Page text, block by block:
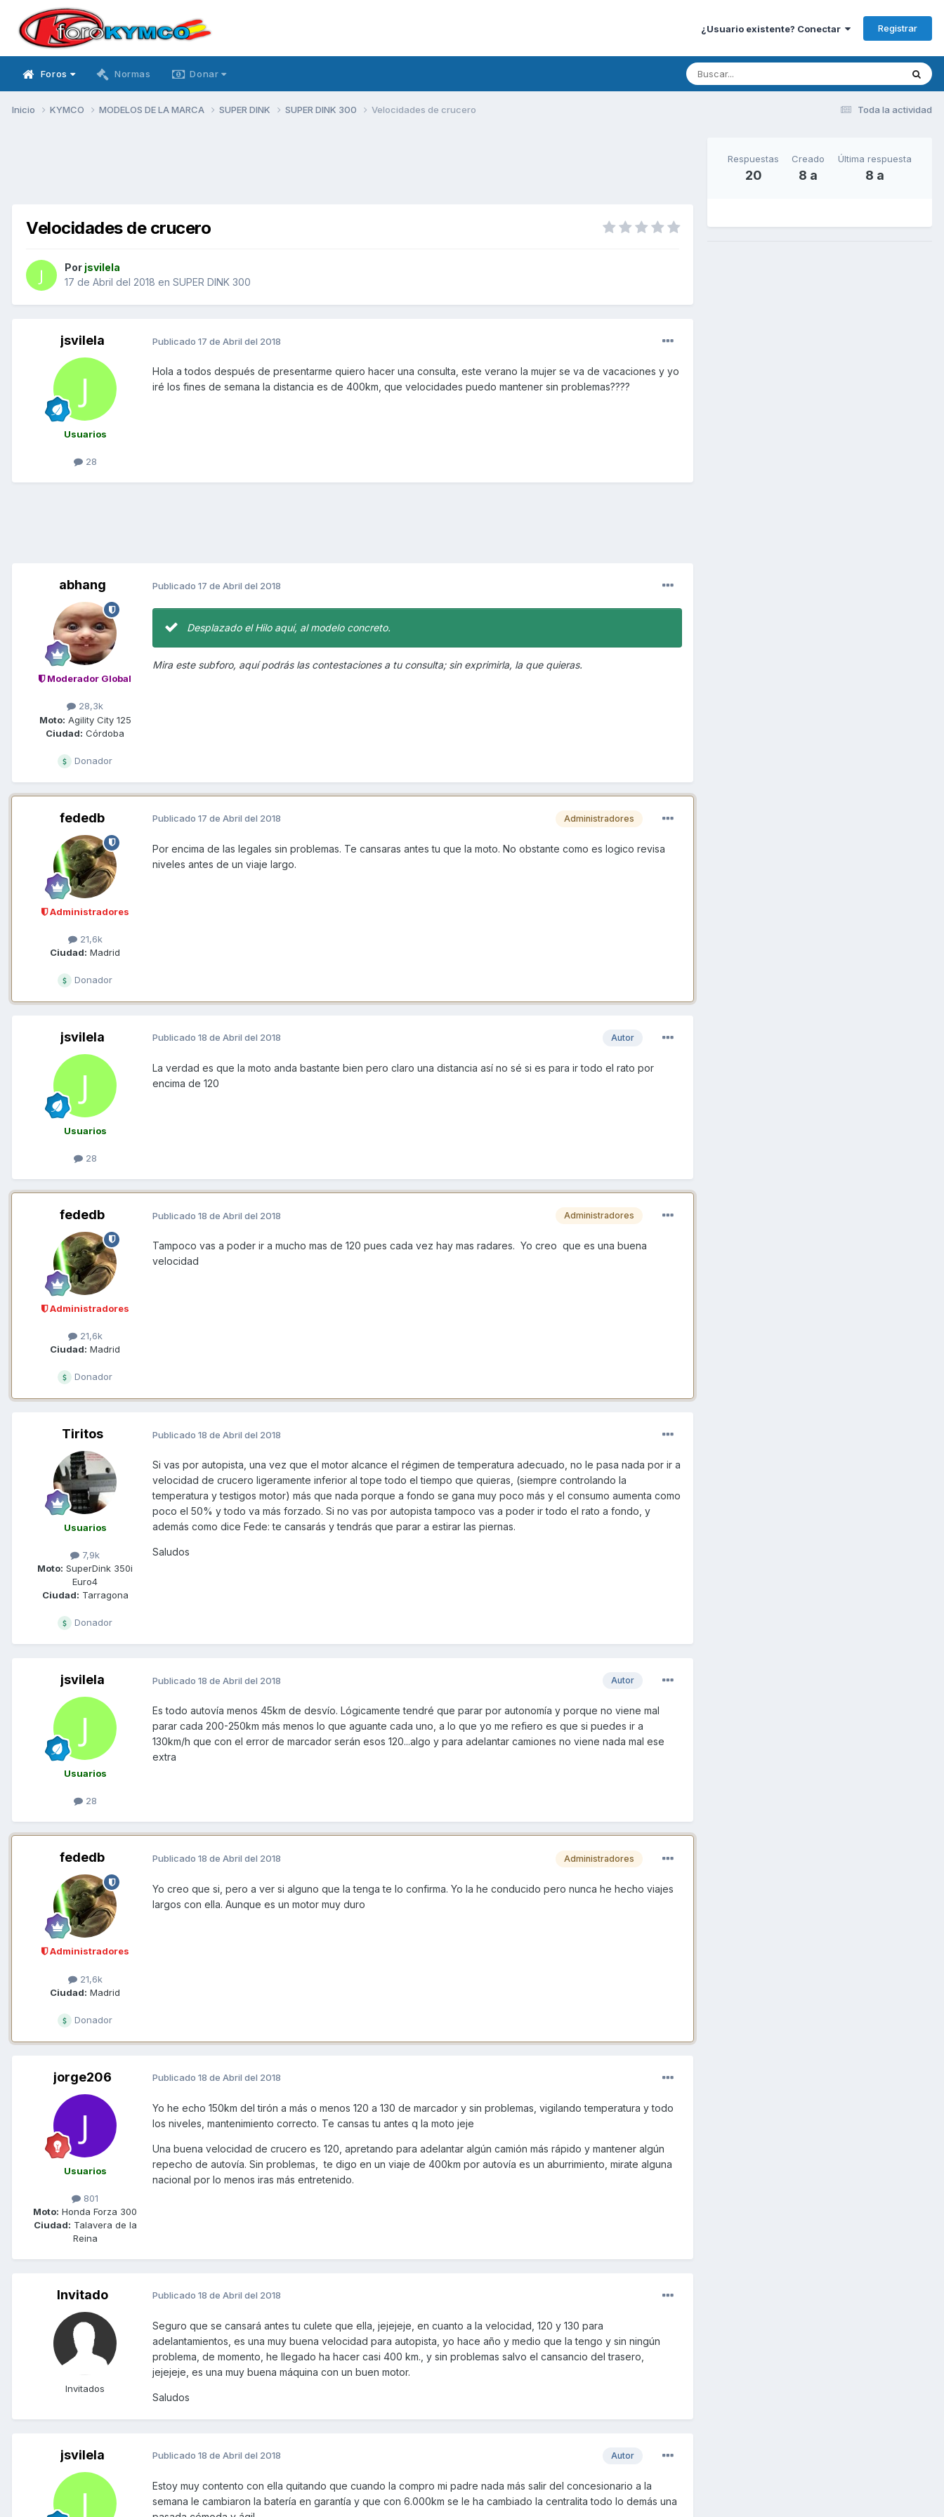
¿Usuario existente? Conectar Registrar
Foros Normas Donar
Toda la actividad
Inicio KYMCO MODELOS DE LA MARCA SUPER DINK SUPER DINK 300 Velocidades de crucero
Velocidades de crucero
Por jsvilela
17 de Abril del 2018 en SUPER DINK 300
jsvilela
Usuarios
28
Publicado 17 de Abril del 2018
Hola a todos después de presentarme quiero hacer una consulta, este verano la mujer se va de vacaciones y yo
iré los fines de semana la distancia es de 400km, que velocidades puedo mantener sin problemas????
abhang
Moderador Global
28,3k
Moto: Agility City 125
Ciudad: Córdoba
Donador
Publicado 17 de Abril del 2018
Desplazado el Hilo aquí, al modelo concreto.
Mira este subforo, aquí podrás las contestaciones a tu consulta; sin exprimirla, la que quieras.
fededb
Administradores
21,6k
Ciudad: Madrid
Donador
Administradores
Publicado 17 de Abril del 2018
Por encima de las legales sin problemas. Te cansaras antes tu que la moto. No obstante como es logico revisa
niveles antes de un viaje largo.
jsvilela
Usuarios
28
Autor
Publicado 18 de Abril del 2018
La verdad es que la moto anda bastante bien pero claro una distancia así no sé si es para ir todo el rato por
encima de 120
fededb
Administradores
21,6k
Ciudad: Madrid
Donador
Administradores
Publicado 18 de Abril del 2018
Tampoco vas a poder ir a mucho mas de 120 pues cada vez hay mas radares. Yo creo que es una buena
velocidad
Tiritos
Usuarios
7,9k
Moto: SuperDink 350i
Euro4
Ciudad: Tarragona
Donador
Publicado 18 de Abril del 2018
Si vas por autopista, una vez que el motor alcance el régimen de temperatura adecuado, no le pasa nada por ir a
velocidad de crucero ligeramente inferior al tope todo el tiempo que quieras, (siempre controlando la
temperatura y testigos motor) más que nada porque a fondo se gana muy poco más y el consumo aumenta como
poco el 50% y todo va más forzado. Si no vas por autopista tampoco vas a poder ir todo el rato a fondo, y
además como dice Fede: te cansarás y tendrás que parar a estirar las piernas.
Saludos
jsvilela
Usuarios
28
Autor
Publicado 18 de Abril del 2018
Es todo autovía menos 45km de desvío. Lógicamente tendré que parar por autonomía y porque no viene mal
parar cada 200-250km más menos lo que aguante cada uno, a lo que yo me refiero es que si puedes ir a
130km/h que con el error de marcador serán esos 120...algo y para adelantar camiones no viene nada mal ese
extra
fededb
Administradores
21,6k
Ciudad: Madrid
Donador
Administradores
Publicado 18 de Abril del 2018
Yo creo que si, pero a ver si alguno que la tenga te lo confirma. Yo la he conducido pero nunca he hecho viajes
largos con ella. Aunque es un motor muy duro
jorge206
Usuarios
801
Moto: Honda Forza 300
Ciudad: Talavera de la
Reina
Publicado 18 de Abril del 2018
Yo he echo 150km del tirón a más o menos 120 a 130 de marcador y sin problemas, vigilando temperatura y todo
los niveles, mantenimiento correcto. Te cansas tu antes q la moto jeje
Una buena velocidad de crucero es 120, apretando para adelantar algún camión más rápido y mantener algún
repecho de autovía. Sin problemas, te digo en un viaje de 400km por autovía es un aburrimiento, mirate alguna
nacional por lo menos iras más entretenido.
Invitado
Invitados
Publicado 18 de Abril del 2018
Seguro que se cansará antes tu culete que ella, jejejeje, en cuanto a la velocidad, 120 y 130 para
adelantamientos, es una muy buena velocidad para autopista, yo hace año y medio que la tengo y sin ningún
problema, de momento, he llegado ha hacer casi 400 km., y sin problemas salvo el cansancio del trasero,
jejejeje, es una muy buena máquina con un buen motor.
Saludos
jsvilela Autor
Publicado 18 de Abril del 2018
Estoy muy contento con ella quitando que cuando la compro mi padre nada más salir del concesionario a la
semana le cambiaron la batería en garantía y que con 6.000km se le ha cambiado la centralita todo lo demás una
Respuestas
20
Creado
8 a
Última respuesta
8 a